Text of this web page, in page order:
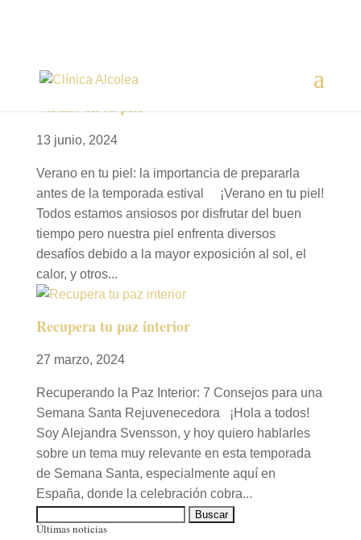
Verano en tu piel
13 junio, 2024
Verano en tu piel: la importancia de prepararla
antes de la temporada estival ¡Verano en tu piel!
Todos estamos ansiosos por disfrutar del buen
tiempo pero nuestra piel enfrenta diversos
desafíos debido a la mayor exposición al sol, el
calor, y otros...
Recupera tu paz interior
27 marzo, 2024
Recuperando la Paz Interior: 7 Consejos para una
Semana Santa Rejuvenecedora ¡Hola a todos!
Soy Alejandra Svensson, y hoy quiero hablarles
sobre un tema muy relevante en esta temporada
de Semana Santa, especialmente aquí en
España, donde la celebración cobra...
Últimas noticias